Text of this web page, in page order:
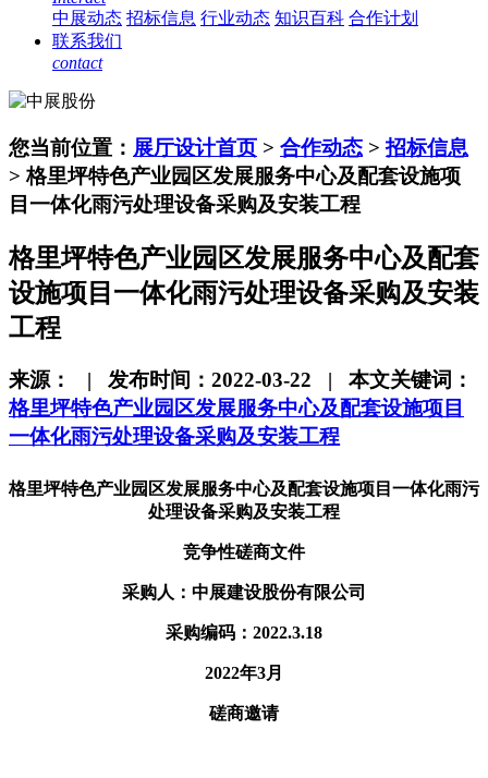
中展动态 招标信息 行业动态 知识百科 合作计划
联系我们
contact
您当前位置： 展厅设计首页 > 合作动态 >招标信息
> 格里坪特色产业园区发展服务中心及配套设施项
目一体化雨污处理设备采购及安装工程
格里坪特色产业园区发展服务中心及配套
设施项目一体化雨污处理设备采购及安装
工程
来源： | 发布时间：2022-03-22 | 本文关键词：
格里坪特色产业园区发展服务中心及配套设施项目
一体化雨污处理设备采购及安装工程
格里坪特色产业园区发展服务中心及配套设施项目 一体化雨污
处理设备采购及安装工程
竞争性磋商文件
采购人： 中展建设股份有限公司
采购编码：2022.3.18
2022年3月
磋商邀请